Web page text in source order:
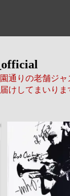
通りの老舗ジ
けしてまいりま